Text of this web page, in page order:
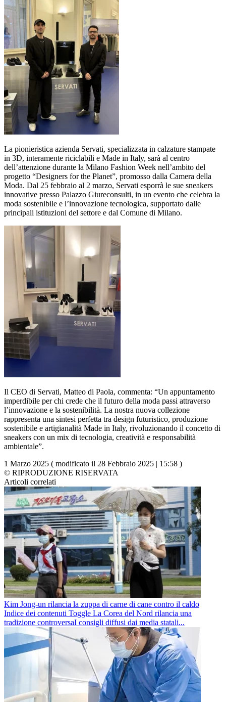
La pionieristica azienda Servati, specializzata in calzature stampate
in 3D, interamente riciclabili e Made in Italy, sarà al centro
dell’attenzione durante la Milano Fashion Week nell’ambito del
progetto “Designers for the Planet”, promosso dalla Camera della
Moda. Dal 25 febbraio al 2 marzo, Servati esporrà le sue sneakers
innovative presso Palazzo Giureconsulti, in un evento che celebra la
moda sostenibile e l’innovazione tecnologica, supportato dalle
principali istituzioni del settore e dal Comune di Milano.
Il CEO di Servati, Matteo di Paola, commenta: “Un appuntamento
imperdibile per chi crede che il futuro della moda passi attraverso
l’innovazione e la sostenibilità. La nostra nuova collezione
rappresenta una sintesi perfetta tra design futuristico, produzione
sostenibile e artigianalità Made in Italy, rivoluzionando il concetto di
sneakers con un mix di tecnologia, creatività e responsabilità
ambientale”.
1 Marzo 2025 ( modificato il 28 Febbraio 2025 | 15:58 )
© RIPRODUZIONE RISERVATA
Articoli correlati
Kim Jong-un rilancia la zuppa di carne di cane contro il caldo
Indice dei contenuti Toggle La Corea del Nord rilancia una
tradizione controversaI consigli diffusi dai media statali...